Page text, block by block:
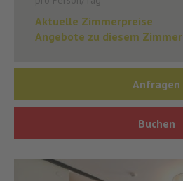
Aktuelle Zimmerpreise
Angebote zu diesem Zimmer
Anfragen
Buchen